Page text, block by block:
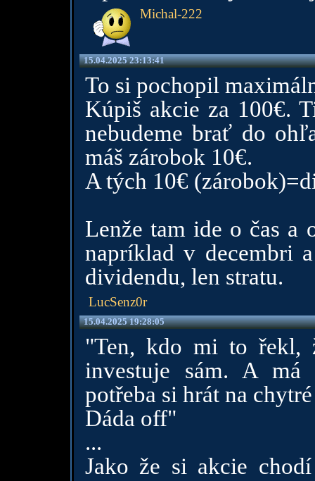
Michal-222
15.04.2025 23:13:41
To si pochopil
Kúpiš akcie za 100€.
nebudeme brať do
máš zárobok 10€.
A tých 10€
Lenže tam ide o čas
napríklad v decembri
dividendu, len stratu.
LucSenz0r
15.04.2025 19:28:05
"Ten, kdo mi to řekl,
investuje sám. A má
potřeba si hrát na
Dáda off"
...
Jako že si akcie